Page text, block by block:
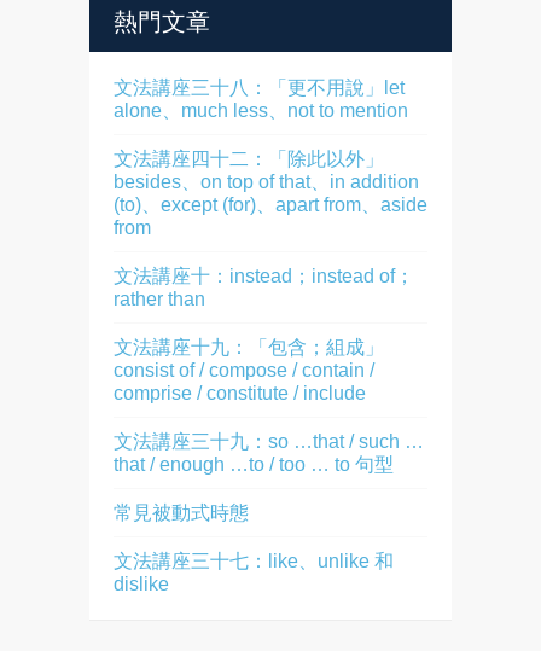
熱門文章
文法講座三十八：「更不用說」let
alone、much less、not to mention
文法講座四十二：「除此以外」
besides、on top of that、in addition
(to)、except (for)、apart from、aside
from
文法講座十：instead；instead of；
rather than
文法講座十九：「包含；組成」
consist of / compose / contain /
comprise / constitute / include
文法講座三十九：so …that / such …
that / enough …to / too … to 句型
常見被動式時態
文法講座三十七：like、unlike 和
dislike